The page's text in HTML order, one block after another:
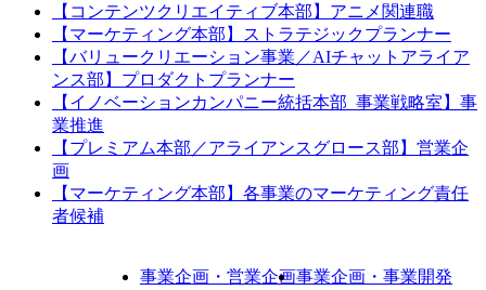
【コンテンツクリエイティブ本部】アニメ関連職
【マーケティング本部】ストラテジックプランナー
【バリュークリエーション事業／AIチャットアライア
ンス部】プロダクトプランナー
【イノベーションカンパニー統括本部_事業戦略室】事
業推進
【プレミアム本部／アライアンスグロース部】営業企
画
【マーケティング本部】各事業のマーケティング責任
者候補
事業企画・営業企画事業企画・事業開発